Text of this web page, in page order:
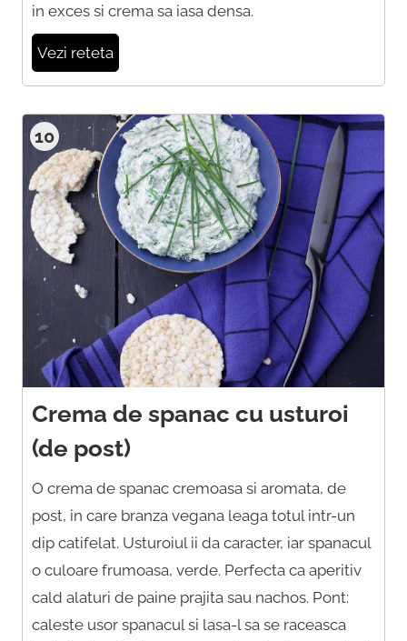
in exces si crema sa iasa densa.
Vezi reteta
10
Crema de spanac cu usturoi
(de post)
O crema de spanac cremoasa si aromata, de
post, in care branza vegana leaga totul intr-un
dip catifelat. Usturoiul ii da caracter, iar spanacul
o culoare frumoasa, verde. Perfecta ca aperitiv
cald alaturi de paine prajita sau nachos. Pont:
caleste usor spanacul si lasa-l sa se raceasca